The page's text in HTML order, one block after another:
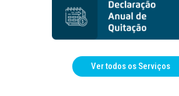
Ver todos os Serviços